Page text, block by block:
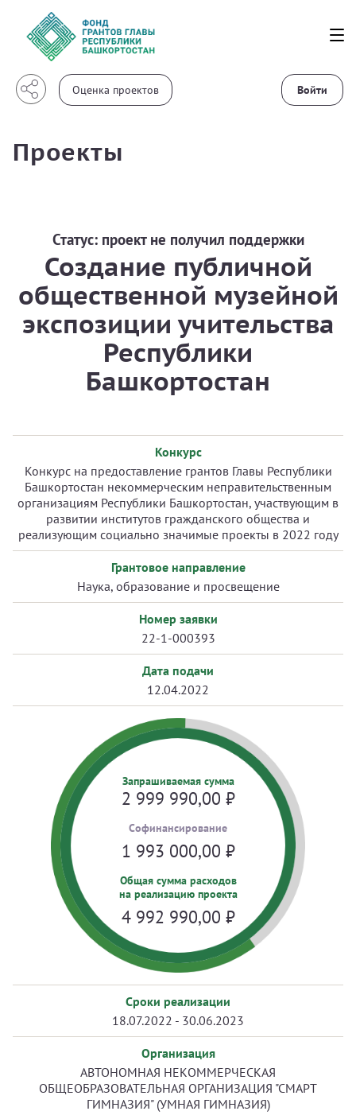
Войти
Проекты
Статус: проект не получил поддержки
Создание публичной
общественной музейной
экспозиции учительства
Республики
Башкортостан
Конкурс
Конкурс на предоставление грантов Главы Республики
Башкортостан некоммерческим неправительственным
организациям Республики Башкортостан, участвующим в
развитии институтов гражданского общества и
реализующим социально значимые проекты в 2022 году
Грантовое направление
Наука, образование и просвещение
Номер заявки
22-1-000393
Дата подачи
12.04.2022
Запрашиваемая сумма
2 999 990,00 ₽
Cофинансирование
1 993 000,00 ₽
Общая сумма расходов
на реализацию проекта
4 992 990,00 ₽
Сроки реализации
18.07.2022 - 30.06.2023
Организация
АВТОНОМНАЯ НЕКОММЕРЧЕСКАЯ
ОБЩЕОБРАЗОВАТЕЛЬНАЯ ОРГАНИЗАЦИЯ "СМАРТ
ГИМНАЗИЯ" (УМНАЯ ГИМНАЗИЯ)